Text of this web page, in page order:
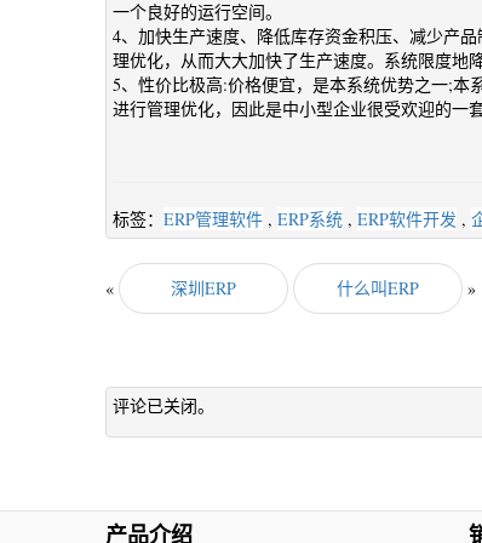
一个良好的运行空间。
4、加快生产速度、降低库存资金积压、减少产
理优化，从而大大加快了生产速度。系统限度地
5、性价比极高:价格便宜，是本系统优势之一;
进行管理优化，因此是中小型企业很受欢迎的一套
标签： ERP管理软件 , ERP系统 , ERP软件开发 ,
« 深圳ERP 什么叫ERP »
评论已关闭。
产品介绍